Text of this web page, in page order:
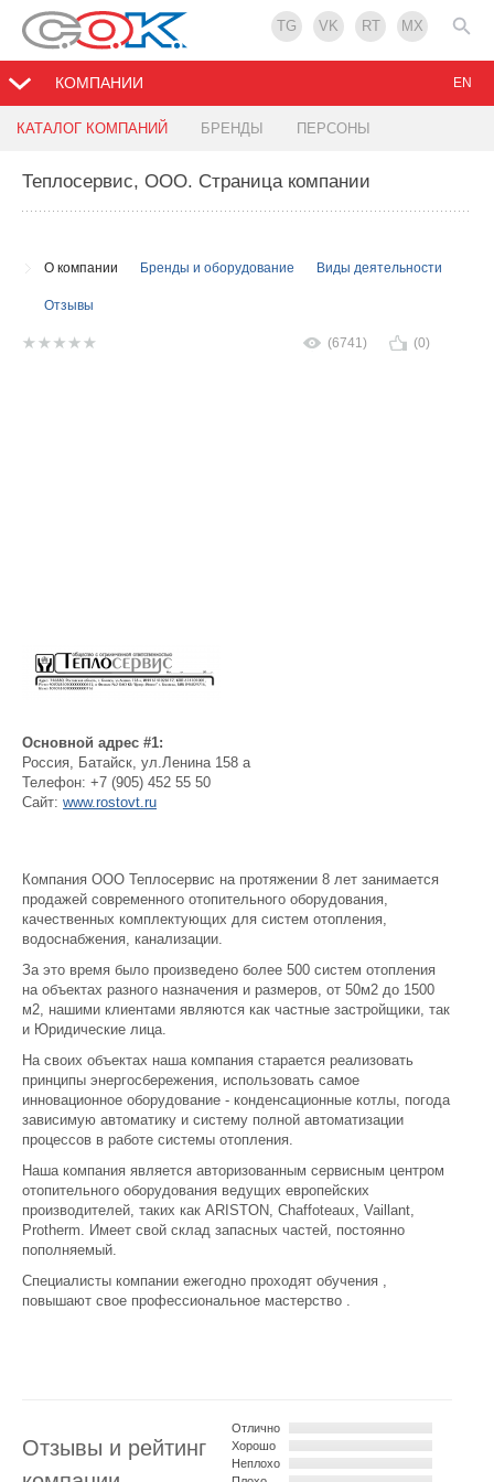
TG VK RT MX
КОМПАНИИ
КАТАЛОГ КОМПАНИЙ БРЕНДЫ ПЕРСОНЫ
EN
Теплосервис, ООО. Страница компании
О компании Бренды и оборудование Виды деятельности
Отзывы
(6741) (0)
Основной адрес #1:
Россия, Батайск, ул.Ленина 158 а
Телефон: +7 (905) 452 55 50
Сайт: www.rostovt.ru
Компания ООО Теплосервис на протяжении 8 лет занимается
продажей современного отопительного оборудования,
качественных комплектующих для систем отопления,
водоснабжения, канализации.
За это время было произведено более 500 систем отопления
на объектах разного назначения и размеров, от 50м2 до 1500
м2, нашими клиентами являются как частные застройщики, так
и Юридические лица.
На своих объектах наша компания старается реализовать
принципы энергосбережения, использовать самое
инновационное оборудование - конденсационные котлы, погода
зависимую автоматику и систему полной автоматизации
процессов в работе системы отопления.
Наша компания является авторизованным сервисным центром
отопительного оборудования ведущих европейских
производителей, таких как ARISTON, Chaffoteaux, Vaillant,
Protherm. Имеет свой склад запасных частей, постоянно
пополняемый.
Специалисты компании ежегодно проходят обучения ,
повышают свое профессиональное мастерство .
Отлично
Хорошо
Неплохо
Отзывы и рейтинг